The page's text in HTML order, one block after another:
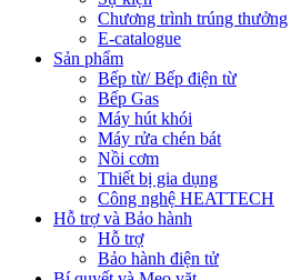
Chương trình trúng thưởng
E-catalogue
Sản phẩm
Bếp từ/ Bếp điện từ
Bếp Gas
Máy hút khói
Máy rửa chén bát
Nồi cơm
Thiết bị gia dụng
Công nghệ HEATTECH
Hỗ trợ và Bảo hành
Hỗ trợ
Bảo hành điện tử